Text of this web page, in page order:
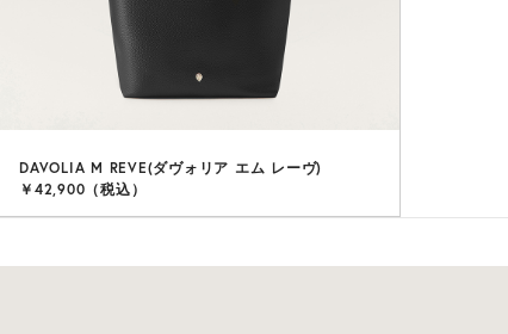
DAVOLIA M REVE(ダヴォリア エム レーヴ)
￥42,900（税込）